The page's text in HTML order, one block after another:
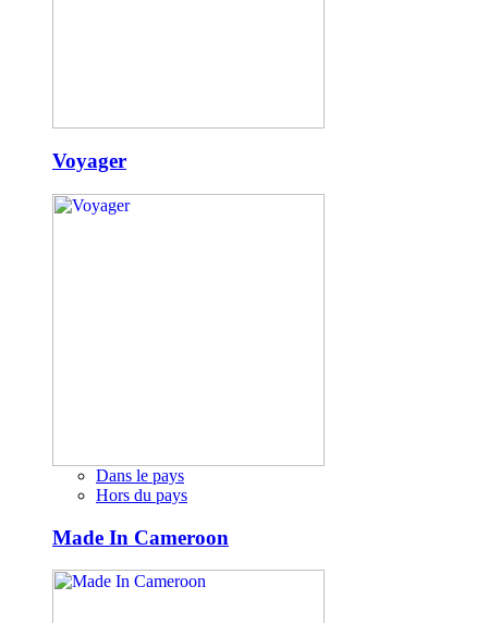
Voyager
Dans le pays
Hors du pays
Made In Cameroon